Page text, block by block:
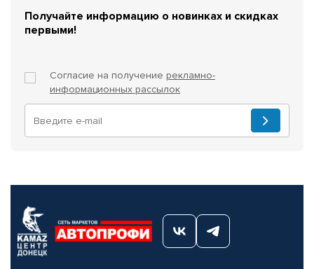
Получайте информацию о новинках и скидках
первыми!
Согласие на получение рекламно-
информационных рассылок